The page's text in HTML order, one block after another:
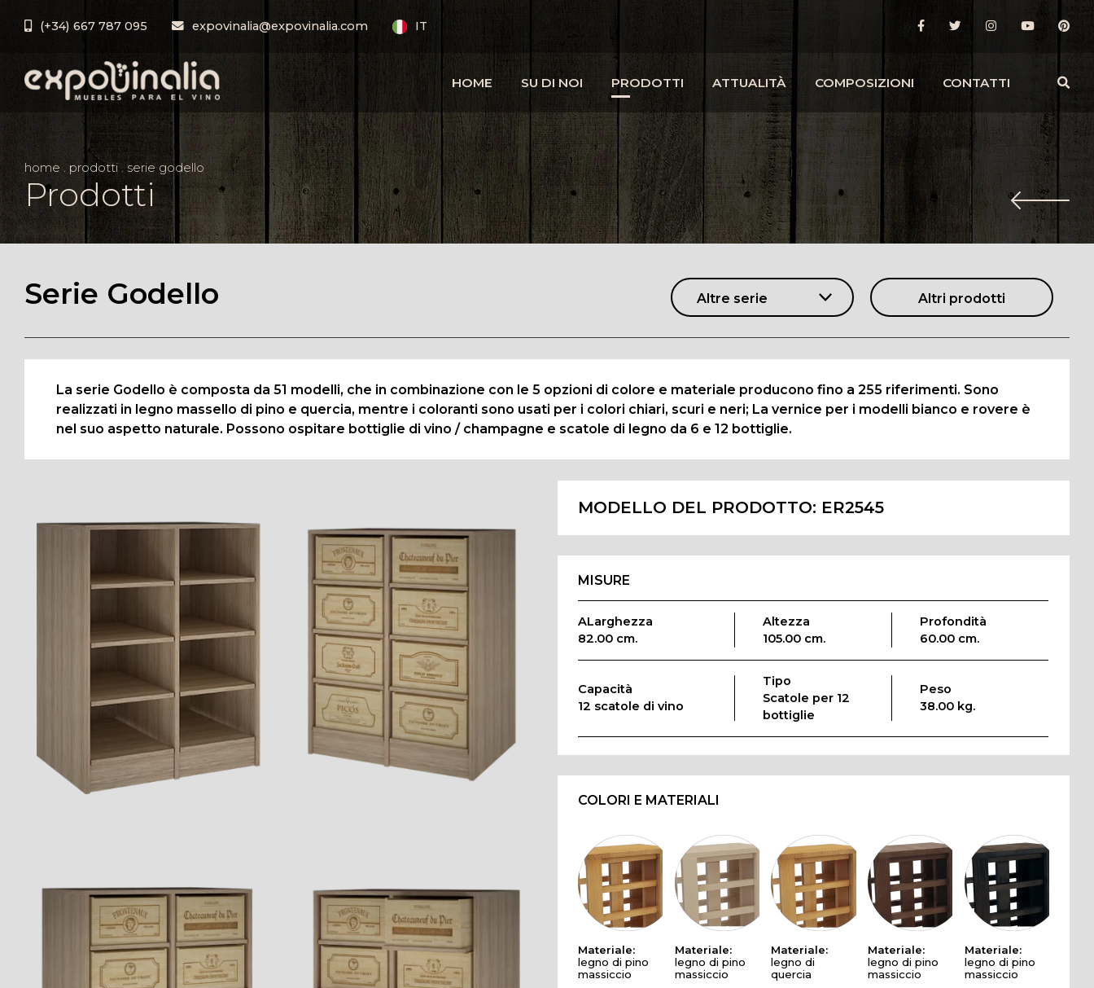
(+34) 667 787 095 expovinalia@expovinalia.com IT
HOME SU DI NOI PRODOTTI ATTUALITÀ COMPOSIZIONI CONTATTI
home . prodotti. serie godello
Prodotti
Serie Godello Altre serie Altri prodotti
La serie Godello è composta da 51 modelli, che in combinazione con le 5 opzioni di colore e materiale producono fino a 255 riferimenti. Sono
realizzati in legno massello di pino e quercia, mentre i coloranti sono usati per i colori chiari, scuri e neri; La vernice per i modelli bianco e rovere è
nel suo aspetto naturale. Possono ospitare bottiglie di vino / champagne e scatole di legno da 6 e 12 bottiglie.
MODELLO DEL PRODOTTO: ER2545
MISURE
ALarghezza
82.00 cm.
Altezza
105.00 cm.
Profondità
60.00 cm.
Capacità
12 scatole di vino
Tipo
Scatole per 12
bottiglie
Peso
38.00 kg.
COLORI E MATERIALI
Materiale:
legno di pino
massiccio
Materiale:
legno di pino
massiccio
Materiale:
legno di
quercia
Materiale:
legno di pino
massiccio
Materiale:
legno di pino
massiccio